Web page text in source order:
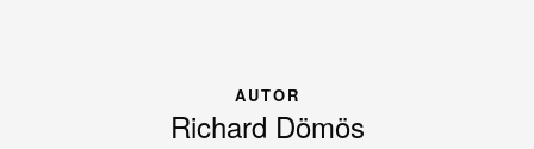
AUTOR
Richard Dömös